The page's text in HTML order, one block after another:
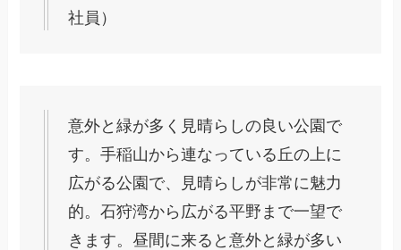
社員）
意外と緑が多く見晴らしの良い公園で
す。手稲山から連なっている丘の上に
広がる公園で、見晴らしが非常に魅力
的。石狩湾から広がる平野まで一望で
きます。昼間に来ると意外と緑が多い